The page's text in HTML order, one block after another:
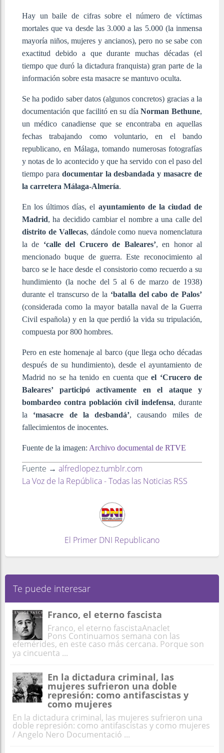
Hay un baile de cifras sobre el número de víctimas
mortales que va desde las 3.000 a las 5.000 (la inmensa
mayoría niños, mujeres y ancianos), pero no se sabe con
exactitud debido a que durante muchas décadas (el
tiempo que duró la dictadura franquista) gran parte de la
información sobre esta masacre se mantuvo oculta.
Se ha podido saber datos (algunos concretos) gracias a la
documentación que facilitó en su díaNorman Bethune,
un médico canadiense que se encontraba en aquellas
fechas trabajando como voluntario, en el bando
republicano, en Málaga, tomando numerosas fotografías
y notas de lo acontecido y que ha servido con el paso del
tiempo para documentar la desbandada y masacre de
la carretera Málaga-Almería.
En los últimos días, el ayuntamiento de la ciudad de
Madrid, ha decidido cambiar el nombre a una calle del
distrito de Vallecas, dándole como nueva nomenclatura
la de ‘calle del Crucero de Baleares’, en honor al
mencionado buque de guerra. Este reconocimiento al
barco se le hace desde el consistorio como recuerdo a su
hundimiento (la noche del 5 al 6 de marzo de 1938)
durante el transcurso de la ‘batalla del cabo de Palos’
(considerada como la mayor batalla naval de la Guerra
Civil española) y en la que perdió la vida su tripulación,
compuesta por 800 hombres.
Pero en este homenaje al barco (que llega ocho décadas
después de su hundimiento), desde el ayuntamiento de
Madrid no se ha tenido en cuenta queel ‘Crucero de
Baleares’ participó activamente en el ataque y
bombardeo contra población civil indefensa, durante
la ‘masacre de la desbandá’, causando miles de
fallecimientos de inocentes.
Fuente de la imagen: Archivo documental de RTVE
Fuente → alfredlopez.tumblr.com
La Voz de la República - Todas las Noticias RSS
El Primer DNI Republicano
Te puede interesar
Franco, el eterno fascista
Franco, el eterno fascistaAnaclet
Pons Continuamos semana con las
efemérides, en este caso más cercana. Porque son
ya cincuenta ...
En la dictadura criminal, las
mujeres sufrieron una doble
represión: como antifascistas y
como mujeres
En la dictadura criminal, las mujeres sufrieron una
doble represión: como antifascistas y como mujeres
/ Angelo Nero Documentació ...